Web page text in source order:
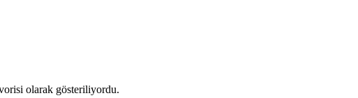
olarak gösteriliyordu.